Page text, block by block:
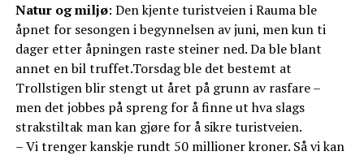
Natur og miljø: Den kjente turistveien i Rauma ble
åpnet for sesongen i begynnelsen av juni, men kun ti
dager etter åpningen raste steiner ned. Da ble blant
annet en bil truffet.Torsdag ble det bestemt at
Trollstigen blir stengt ut året på grunn av rasfare –
men det jobbes på spreng for å finne ut hva slags
strakstiltak man kan gjøre for å sikre turistveien.
– Vi trenger kanskje rundt 50 millioner kroner. Så vi kan